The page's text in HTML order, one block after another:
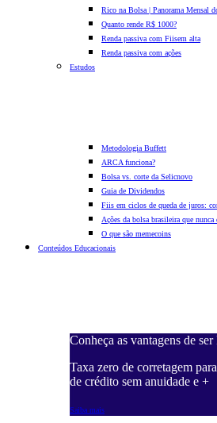
Rico na Bolsa | Panorama Mensal
Quanto rende R$ 1000?
Renda passiva com Fiisem alta
Renda passiva com ações
Estudos
Metodologia Buffett
ARCA funciona?
Bolsa vs. corte da Selicnovo
Guia de Dividendos
Fiis em ciclos de queda de juros:
Ações da bolsa brasileira que nunca
O que são memecoins
Conteúdos Educacionais
Conheça as vantagens de
Taxa zero de corretagem
de crédito sem anuidade e +
Saiba mais